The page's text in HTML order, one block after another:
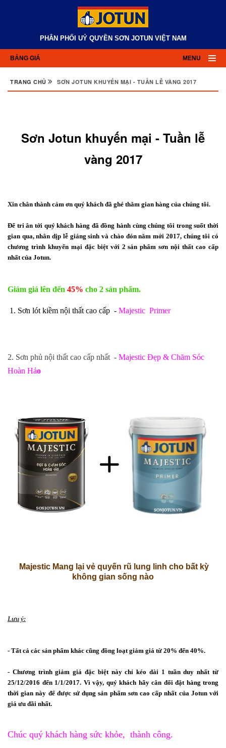
PHÂN PHỐI UỶ QUYỀN SƠN JOTUN VIỆT NAM
MENU
BẢNG GIÁ
TRANG CHỦ SƠN JOTUN KHUYẾN MẠI - TUẦN LỄ VÀNG 2017
Sơn Jotun khuyến mại - Tuần lễ
vàng 2017
Xin chân thành cảm ơn quý khách đã ghé thăm gian hàng của chúng tôi.
Để tri ân tới quý khách hàng đã đồng hành cùng chúng tôi trong suốt thời
gian qua, nhân dịp lễ giáng sinh và chào đón năm mới 2017, chúng tôi có
chương trình khuyến mại đặc biệt với 2 sản phẩm sơn nội thất cao cấp
nhất của Jotun.
Giảm giá lên đến 45% cho 2 sản phẩm.
1. Sơn lót kiềm nội thất cao cấp - Majestic Primer
2. Sơn phủ nội thất cao cấp nhất - Majestic Đẹp & Chăm Sóc
Hoàn Hảo
Majestic Mang lại vẻ quyến rũ lung linh cho bất kỳ
không gian sống nào
Lưu ý:
- Tất cả các sản phẩm khác cũng đồng loạt giảm giá từ 20% đến 40%.
- Chương trình giảm giá đặc biệt này chỉ kéo dài 1 tuần duy nhất từ
25/12/2016 đến 1/1/2017. Vì vậy, quý khách hãy cân đối đặt hàng trong
thời gian này để được sử dụng sản phẩm sơn cao cấp nhất của Jotun với
giá ưu đãi nhất.
Chúc quý khách hàng sức khỏe, thành công.